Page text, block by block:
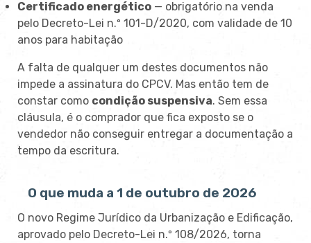
Certificado energético — obrigatório na venda
pelo Decreto-Lei n.º 101-D/2020, com validade de 10
anos para habitação
A falta de qualquer um destes documentos não
impede a assinatura do CPCV. Mas então tem de
constar como condição suspensiva. Sem essa
cláusula, é o comprador que fica exposto se o
vendedor não conseguir entregar a documentação a
tempo da escritura.
O que muda a 1 de outubro de 2026
O novo Regime Jurídico da Urbanização e Edificação,
aprovado pelo Decreto-Lei n.º 108/2026, torna